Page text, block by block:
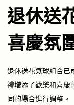
退休送
喜慶氛
退休送花氣球組合已
禮增添了歡樂和喜慶
同的場合進行調整。